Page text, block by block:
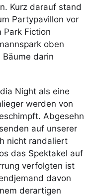
Kurz darauf stand
Partypavillon vor
Park Fiction
oben
darin
Night als eine
werden von
Abgesehn
auf unserer
nicht randaliert
das Spektakel auf
verfolgten ist
davon
derartigen